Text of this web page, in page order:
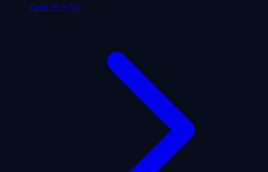
Tarot Sí o No